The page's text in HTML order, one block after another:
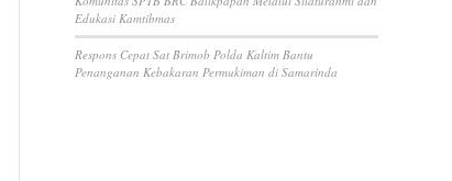
Edukasi Kamtibmas
Respons Cepat Sat Brimob Polda Kaltim Bantu
Penanganan Kebakaran Permukiman di Samarinda